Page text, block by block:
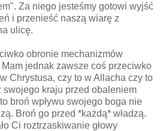
Za niego jesteśmy gotowi wyjść
i przenieść naszą wiarę z
ulicę.
obronie mechanizmów
jednak zawsze coś przeciwko
Chrystusa, czy to w Allacha czy to
kraju przed obaleniem
broń wpływu swojego boga nie
Broń go przed *każdą* władzą.
Ci roztrzaskiwanie głowy